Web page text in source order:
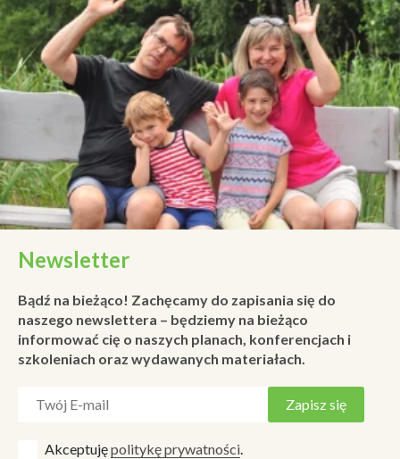
Newsletter
Bądź na bieżąco! Zachęcamy do zapisania się do
naszego newslettera – będziemy na bieżąco
informować cię o naszych planach, konferencjach i
szkoleniach oraz wydawanych materiałach.
Akceptujępolitykę prywatności.